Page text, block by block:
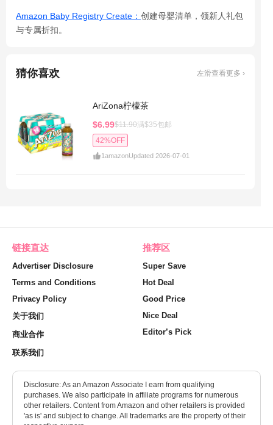
Amazon Baby Registry Create： 创建母婴清单，领新人礼包
与专属折扣。
猜你喜欢 左滑查看更多 ›
AriZona柠檬茶
$6.99$11.90满$35包邮
42%OFF
1amazonUpdated 2026-07-01
链接直达
Advertiser Disclosure
Terms and Conditions
Privacy Policy
关于我们
商业合作
联系我们
推荐区
Super Save
Hot Deal
Good Price
Nice Deal
Editor’s Pick
Disclosure: As an Amazon Associate I earn from qualifying
purchases. We also participate in affiliate programs for numerous
other retailers. Content from Amazon and other retailers is provided
'as is' and subject to change. All trademarks are the property of their